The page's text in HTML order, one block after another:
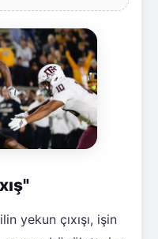
yekun çıxışı, işin